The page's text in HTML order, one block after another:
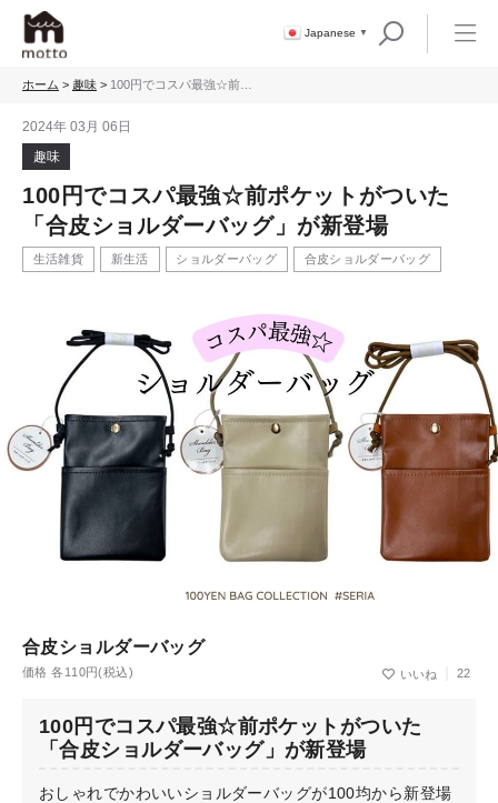
Japanese ▼
ホーム > 趣味 > 100円でコスパ最強☆前ポ
場
2024年 03月 06日
趣味
100円でコスパ最強☆前ポケットがついた
「合皮ショルダーバッグ」が新登場
生活雑貨 新生活 ショルダーバッグ 合皮ショルダーバッグ
22
合皮ショルダーバッグ
価格 各110円(税込)
100円でコスパ最強☆前ポケットがついた
「合皮ショルダーバッグ」が新登場
おしゃれでかわいいショルダーバッグが100均から新登場